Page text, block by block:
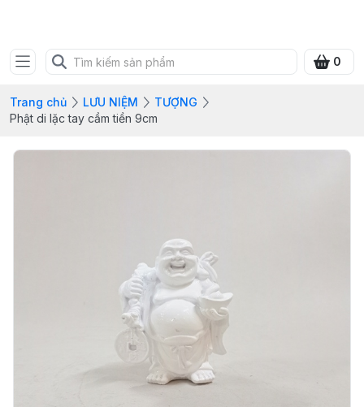
0
Trang chủ LƯU NIỆM
TƯỢNG
Phật di lặc tay cầm tiền 9cm